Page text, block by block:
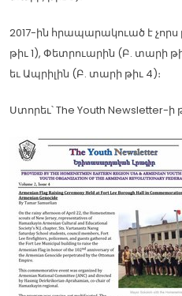
2017-ին հրապարակուած է
թիւ 1), Փետրուարին (Բ. տարի
եւ Ապրիլին (Բ. տարի թիւ 4)։
Ստորեւ՝ The Youth Newsletter-ի